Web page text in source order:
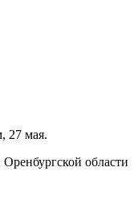
27 мая.
области